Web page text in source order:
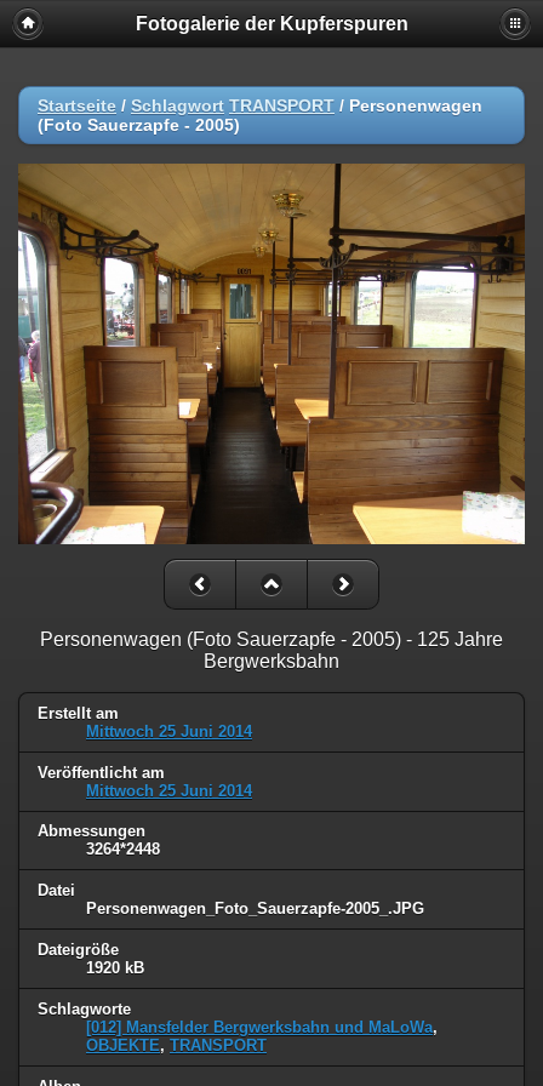
Fotogalerie der Kupferspuren
Startseite / Schlagwort TRANSPORT / Personenwagen
(Foto Sauerzapfe - 2005)
Personenwagen (Foto Sauerzapfe - 2005) - 125 Jahre
Bergwerksbahn
Erstellt am
Mittwoch 25 Juni 2014
Veröffentlicht am
Mittwoch 25 Juni 2014
Abmessungen
3264*2448
Datei
Personenwagen_Foto_Sauerzapfe-2005_.JPG
Dateigröße
1920 kB
Schlagworte
[012] Mansfelder Bergwerksbahn und MaLoWa,
OBJEKTE, TRANSPORT